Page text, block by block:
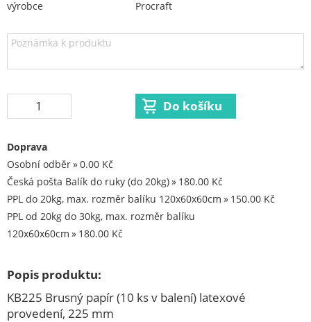
Aku fukary
Aku křovinořezy
Aku oscilační brusky
Aku pila ocaska
Aku postřikovače
Aku přímočaré pily
Aku rázový utahovak
Aku řetězové pily
Aku sekačky
výrobce Procraft
Doprava
Osobní odběr
0.00 Kč
Česká pošta Balík do ruky (do 20kg)
180.00 Kč
PPL do 20kg, max. rozměr balíku 120x60x60cm
150.00 Kč
PPL od 20kg do 30kg, max. rozměr balíku
120x60x60cm
180.00 Kč
Popis produktu:
KB225 Brusný papír (10 ks v balení) latexové
provedení, 225 mm